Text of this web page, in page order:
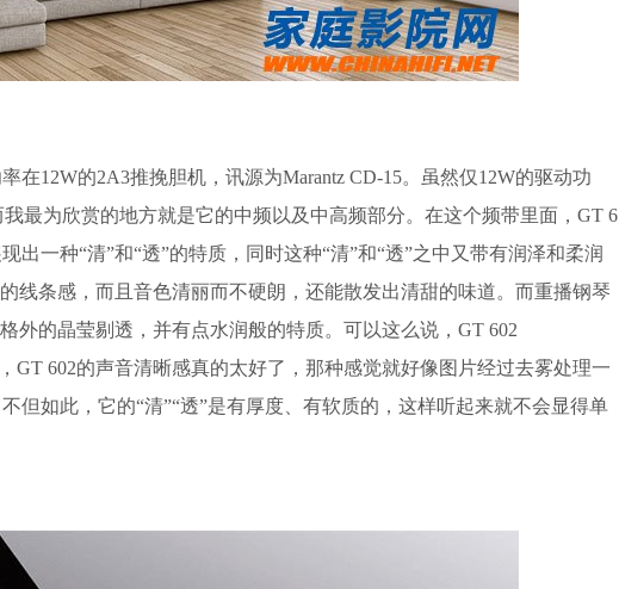
12W的2A3推挽胆机，讯源为Marantz CD-15。虽然仅12W的驱动功
最为欣赏的地方就是它的中频以及中高频部分。在这个频带里面，GT 6
出一种“清”和“透”的特质，同时这种“清”和“透”之中又带有润泽和柔润
线条感，而且音色清丽而不硬朗，还能散发出清甜的味道。而重播钢琴
外的晶莹剔透，并有点水润般的特质。可以这么说，GT 602
GT 602的声音清晰感真的太好了，那种感觉就好像图片经过去雾处理一
但如此，它的“清”“透”是有厚度、有软质的，这样听起来就不会显得单